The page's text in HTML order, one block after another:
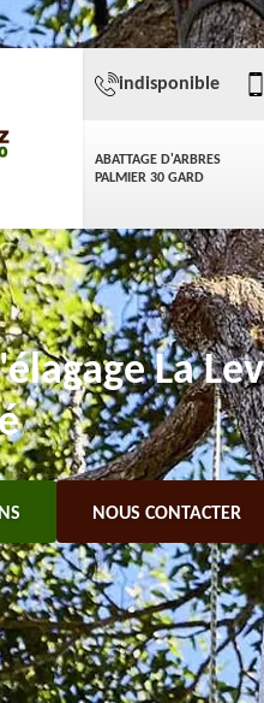
ABATTAGE D'ARBRES
PALMIER 30 GARD
indisponible
La
NOUS CONTACTER